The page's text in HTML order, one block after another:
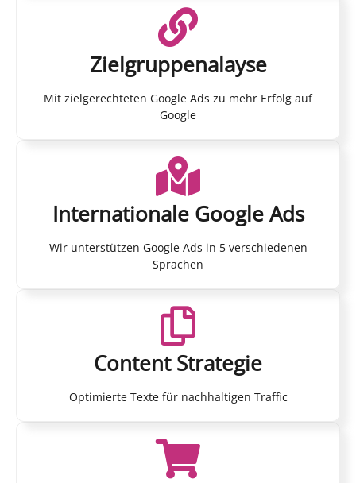
Zielgruppenalayse
Mit zielgerechteten Google Ads zu mehr Erfolg auf
Google
Internationale Google Ads
Wir unterstützen Google Ads in 5 verschiedenen
Sprachen
Content Strategie
Optimierte Texte für nachhaltigen Traffic